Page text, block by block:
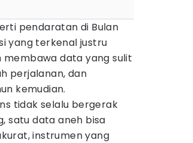
pendaratan di Bulan
yang terkenal justru
membawa data yang sulit
perjalanan, dan
kemudian.
tidak selalu bergerak
satu data aneh bisa
instrumen yang